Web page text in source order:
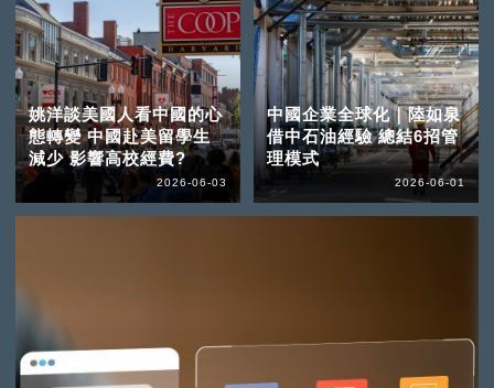
姚洋談美國人看中國的心
態轉變 中國赴美留學生
減少 影響高校經費?
2026-06-03
中國企業全球化｜陸如泉
借中石油經驗 總結6招管
理模式
2026-06-01